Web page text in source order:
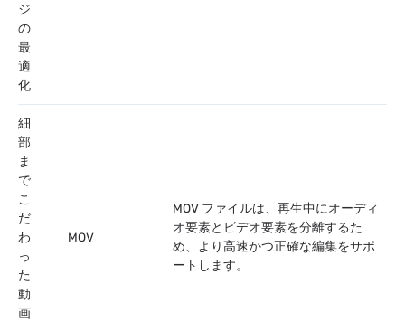
ジ
の
最
適
化
細
部
ま
で
こ
だ
わ
っ
た
動
画
MOV
MOV ファイルは、再生中にオーディ
オ要素とビデオ要素を分離するた
め、より高速かつ正確な編集をサポ
ートします。